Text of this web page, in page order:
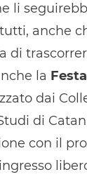
li
anche
la Festa
dai
di
con il